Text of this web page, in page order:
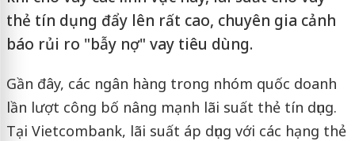
thẻ tín dụng đẩy lên rất cao, chuyên gia cảnh
báo rủi ro "bẫy nợ" vay tiêu dùng.
Gần đây, các ngân hàng trong nhóm quốc doanh
lần lượt công bố nâng mạnh lãi suất thẻ tín dụng.
Tại Vietcombank, lãi suất áp dụng với các hạng thẻ